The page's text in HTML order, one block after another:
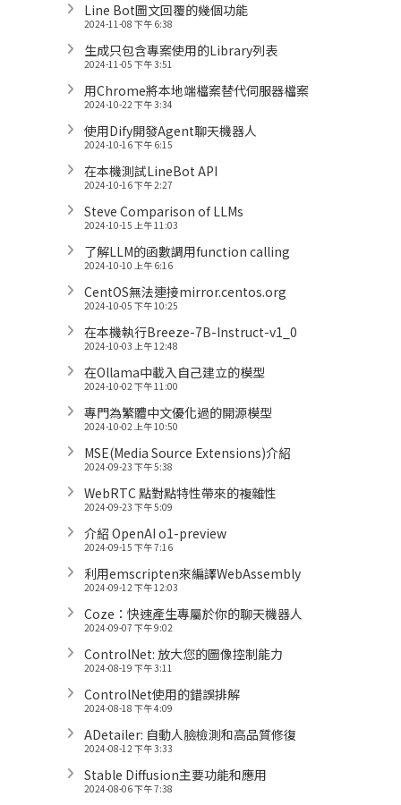
Line Bot圖文回覆的幾個功能
2024-11-08 下午 6:38
生成只包含專案使用的Library列表
2024-11-05 下午 3:51
用Chrome將本地端檔案替代伺服器檔案
2024-10-22 下午 3:34
使用Dify開發Agent聊天機器人
2024-10-16 下午 6:15
在本機測試LineBot API
2024-10-16 下午 2:27
Steve Comparison of LLMs
2024-10-15 上午 11:03
了解LLM的函數調用function calling
2024-10-10 上午 6:16
CentOS無法連接mirror.centos.org
2024-10-05 下午 10:25
在本機執行Breeze-7B-Instruct-v1_0
2024-10-03 上午 12:48
在Ollama中載入自己建立的模型
2024-10-02 下午 11:00
專門為繁體中文優化過的開源模型
2024-10-02 上午 10:50
MSE(Media Source Extensions)介紹
2024-09-23 下午 5:38
WebRTC 點對點特性帶來的複雜性
2024-09-23 下午 5:09
介紹 OpenAI o1-preview
2024-09-15 下午 7:16
利用emscripten來編譯WebAssembly
2024-09-12 下午 12:03
Coze：快速產生專屬於你的聊天機器人
2024-09-07 下午 9:02
ControlNet: 放大您的圖像控制能力
2024-08-19 下午 3:11
ControlNet使用的錯誤排解
2024-08-18 下午 4:09
ADetailer: 自動人臉檢測和高品質修復
2024-08-12 下午 3:33
Stable Diffusion主要功能和應用
2024-08-06 下午 7:38